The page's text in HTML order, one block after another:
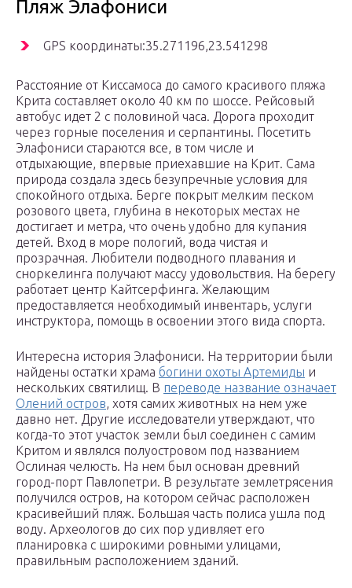
Пляж Элафониси
GPS координаты:35.271196,23.541298
Расстояние от Киссамоса до самого красивого пляжа
Крита составляет около 40 км по шоссе. Рейсовый
автобус идет 2 с половиной часа. Дорога проходит
через горные поселения и серпантины. Посетить
Элафониси стараются все, в том числе и
отдыхающие, впервые приехавшие на Крит. Сама
природа создала здесь безупречные условия для
спокойного отдыха. Берге покрыт мелким песком
розового цвета, глубина в некоторых местах не
достигает и метра, что очень удобно для купания
детей. Вход в море пологий, вода чистая и
прозрачная. Любители подводного плавания и
сноркелинга получают массу удовольствия. На берегу
работает центр Кайтсерфинга. Желающим
предоставляется необходимый инвентарь, услуги
инструктора, помощь в освоении этого вида спорта.
Интересна история Элафониси. На территории были
найдены остатки храма богини охоты Артемиды и
нескольких святилищ. В переводе название означает
Олений остров, хотя самих животных на нем уже
давно нет. Другие исследователи утверждают, что
когда-то этот участок земли был соединен с самим
Критом и являлся полуостровом под названием
Ослиная челюсть. На нем был основан древний
город-порт Павлопетри. В результате землетрясения
получился остров, на котором сейчас расположен
красивейший пляж. Большая часть полиса ушла под
воду. Археологов до сих пор удивляет его
планировка с широкими ровными улицами,
правильным расположением зданий.